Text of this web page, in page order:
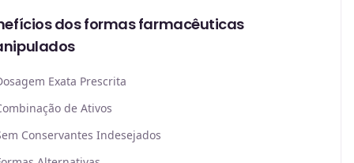
dos formas farmacêuticas
Exata Prescrita
de Ativos
Conservantes Indesejados